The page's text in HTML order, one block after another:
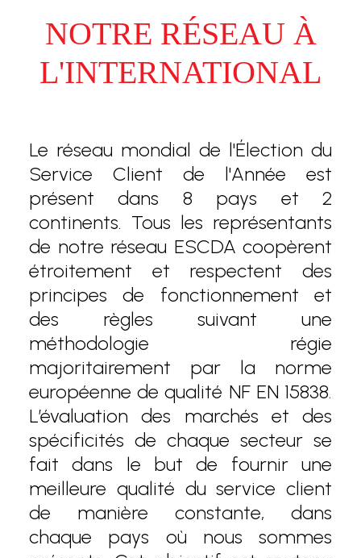
NOTRE RÉSEAU À
L'INTERNATIONAL
Le réseau mondial de l'Élection du
Service Client de l'Année est
présent dans 8 pays et 2
continents. Tous les représentants
de notre réseau ESCDA coopèrent
étroitement et respectent des
principes de fonctionnement et
des règles suivant une
méthodologie régie
majoritairement par la norme
européenne de qualité NF EN 15838.
L’évaluation des marchés et des
spécificités de chaque secteur se
fait dans le but de fournir une
meilleure qualité du service client
de manière constante, dans
chaque pays où nous sommes